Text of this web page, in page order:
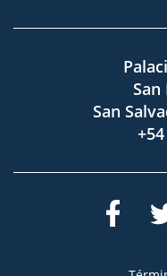
San
San